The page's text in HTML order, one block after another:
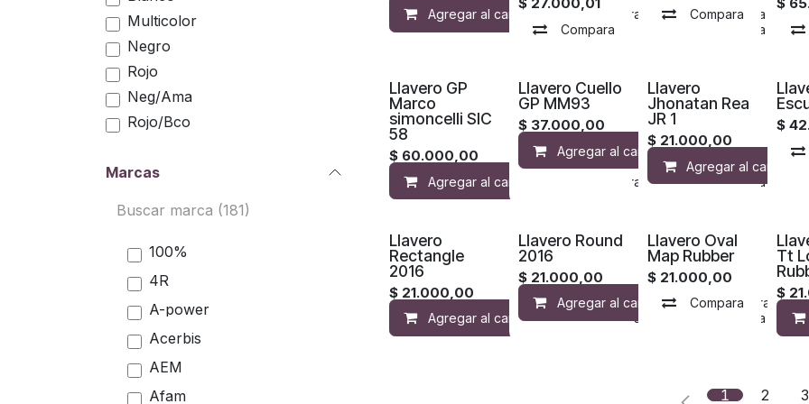
Multicolor
Negro
Rojo
Neg/Ama
Rojo/Bco
Marcas
100%
4R
A-power
Acerbis
AEM
Afam
Agregar al carrito Compara Agregar a la lista
Compara Agregar a la lista de
Compara
Llavero GP
Marco
simoncelli SIC
58
$ 60.000,00
Agregar al carrito Compara Agregar a la lista
Llavero Cuello
GP MM93
$ 37.000,00
Agregar al carrito Compara
Llavero
Jhonatan Rea
JR 1
$ 21.000,00
Agregar al carrito
$
Llavero
Rectangle
2016
$ 21.000,00
Agregar al carrito Compara Agregar a la lista
Llavero Round
2016
$ 21.000,00
Agregar al carrito Compara
Llavero Oval
Map Rubber
$ 21.000,00
Compara
Tt
$
1 2 3